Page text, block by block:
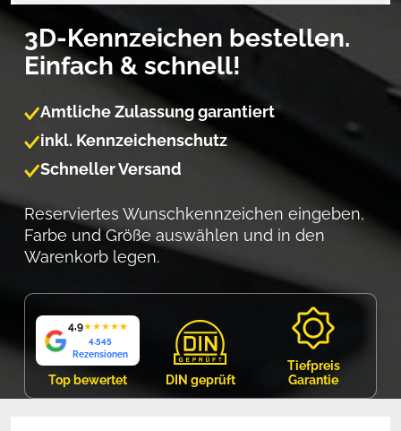
3D-Kennzeichen bestellen.
Einfach & schnell!
Amtliche Zulassung garantiert
inkl. Kennzeichenschutz
Schneller Versand
Reserviertes Wunschkennzeichen eingeben,
Farbe und Größe auswählen und in den
Warenkorb legen.
4,9★★★★★
4.545
Rezensionen
Top bewertet DIN geprüft
Tiefpreis
Garantie